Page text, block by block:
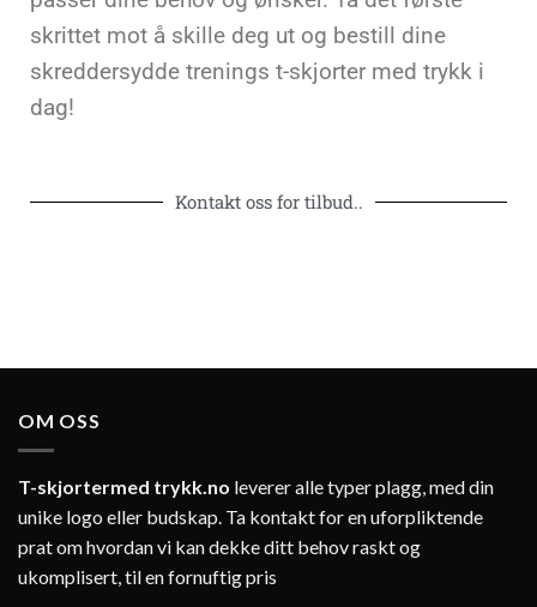
skrittet mot å skille deg ut og bestill dine
skreddersydde trenings t-skjorter med trykk i
dag!
Kontakt oss for tilbud..
OM OSS
T-skjortermed trykk.no leverer alle typer plagg, med din
unike logo eller budskap. Ta kontakt for en uforpliktende
prat om hvordan vi kan dekke ditt behov raskt og
ukomplisert, til en fornuftig pris